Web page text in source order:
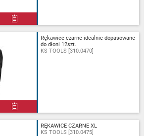
Rękawice czarne idealnie dopasowane
do dłoni 12szt.
KS TOOLS [310.0470]
RĘKAWICE CZARNE XL
KS TOOLS [310.0475]